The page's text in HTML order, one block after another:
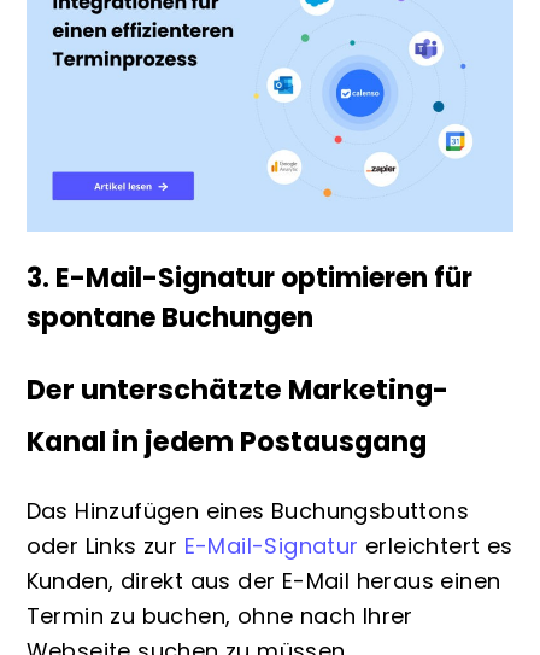
3. E-Mail-Signatur optimieren für
spontane Buchungen
Der unterschätzte Marketing-
Kanal in jedem Postausgang
Das Hinzufügen eines Buchungsbuttons
oder Links zur E-Mail-Signatur erleichtert es
Kunden, direkt aus der E-Mail heraus einen
Termin zu buchen, ohne nach Ihrer